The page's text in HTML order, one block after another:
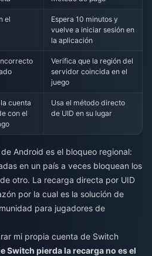
el
Espera 10 minutos y
vuelve a iniciar sesión en
la aplicación
Verifica que la región del
servidor coincida en el
juego
cuenta
con el
Usa el método directo
de UID en su lugar
Android es el bloqueo regional:
en un país a veces bloquean los
otro. La recarga directa por UID
por la cual es la solución de
para jugadores de
mi propia cuenta de Switch
Switch pierda la recarga no es el